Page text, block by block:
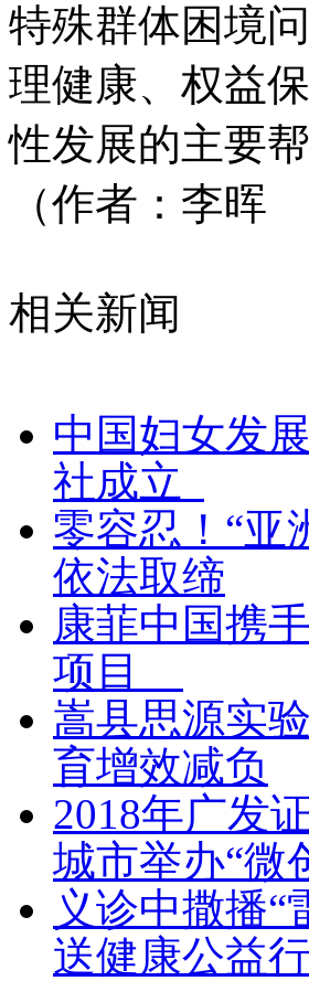
特殊群体困境
理健康、权益
性发展的主要帮
（作者：李晖
相关新闻
中国妇女发
社成立
零容忍！“亚
依法取缔
康菲中国携
项目
嵩县思源实
育增效减负
2018年广发
城市举办“微
义诊中撒播
送健康公益